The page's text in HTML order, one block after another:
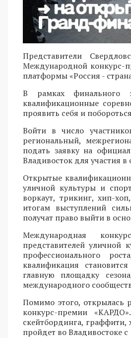
Представители
Международной конкурс-
платформы «Россия -
В рамках финального
квалификационные
проявить себя и
Войти в число
региональный,
подать заявку на
Владивосток для участия
Открытые
уличной культуры и
воркаут, трикинг, хип-
итогам выступлений
получат право выйти в
Международная
представителей уличной
профессионального
квалификация
главную площадку
международного
Помимо этого, открылась
конкурс-премии
скейтбординга,
пройдет во Владивостоке с